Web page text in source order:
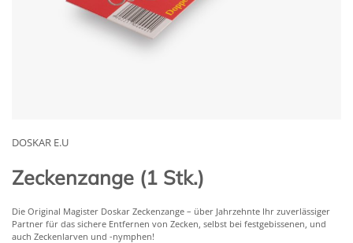
DOSKAR E.U
Zeckenzange (1 Stk.)
Die Original Magister Doskar Zeckenzange – über Jahrzehnte Ihr zuverlässiger
Partner für das sichere Entfernen von Zecken, selbst bei festgebissenen, und
auch Zeckenlarven und -nymphen!